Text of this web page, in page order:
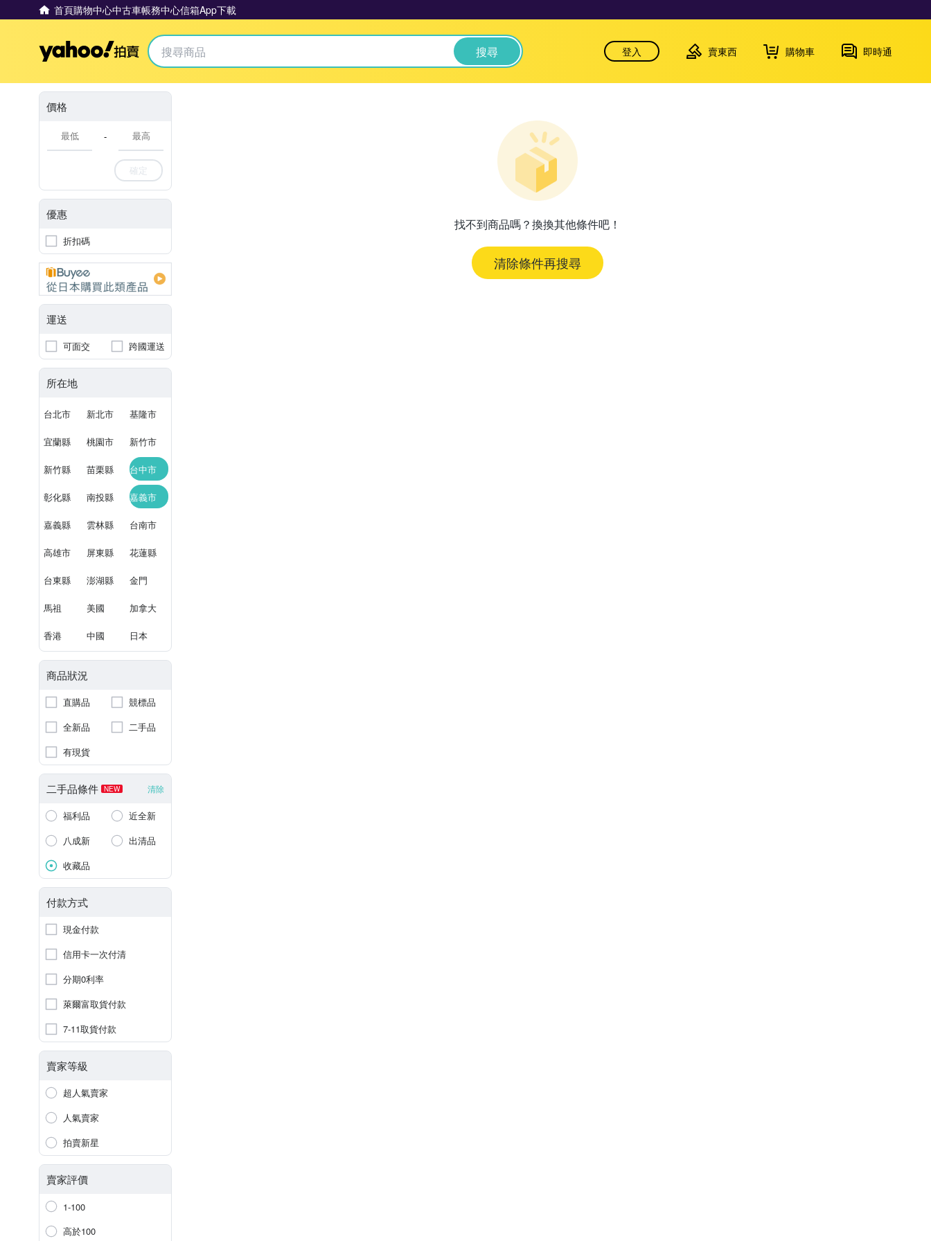
首頁購物中心中古車帳務中心信箱App下載
Yahoo拍賣 搜尋 登入 賣東西 購物車 即時通
價格
-
確定
優惠
折扣碼
運送
可面交 跨國運送
所在地
台北市 新北市 基隆市
宜蘭縣 桃園市 新竹市
新竹縣 苗栗縣 台中市
彰化縣 南投縣 嘉義市
嘉義縣 雲林縣 台南市
高雄市 屏東縣 花蓮縣
台東縣 澎湖縣 金門
馬祖 美國 加拿大
香港 中國 日本
商品狀況
直購品
競標品
全新品
二手品
有現貨
二手品條件 NEW 清除
福利品
近全新
八成新
出清品
收藏品
付款方式
現金付款
信用卡一次付清
分期0利率
萊爾富取貨付款
7-11取貨付款
賣家等級
超人氣賣家
人氣賣家
拍賣新星
賣家評價
1-100
高於100
找不到商品嗎？換換其他條件吧！
清除條件再搜尋